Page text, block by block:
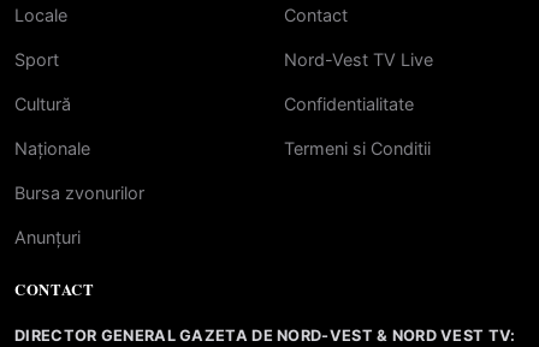
Locale
Sport
Cultură
Naționale
Bursa zvonurilor
Anunțuri
Contact
Nord-Vest TV Live
Confidentialitate
Termeni si Conditii
CONTACT
DIRECTOR GENERAL GAZETA DE NORD-VEST & NORD VEST TV: